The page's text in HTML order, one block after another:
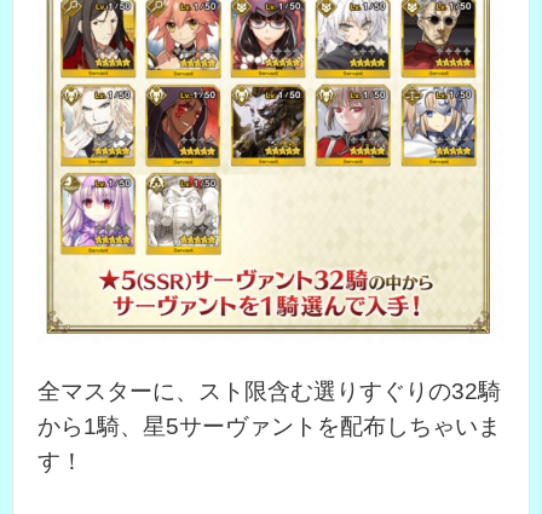
全マスターに、スト限含む選りすぐりの32騎
から1騎、星5サーヴァントを配布しちゃいま
す！